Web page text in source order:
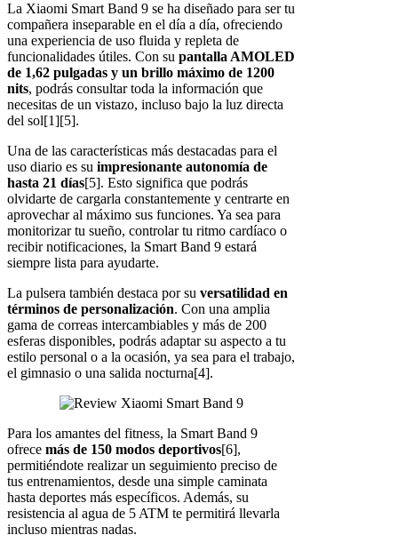
La Xiaomi Smart Band 9 se ha diseñado para ser tu
compañera inseparable en el día a día, ofreciendo
una experiencia de uso fluida y repleta de
funcionalidades útiles. Con su pantalla AMOLED
de 1,62 pulgadas y un brillo máximo de 1200
nits, podrás consultar toda la información que
necesitas de un vistazo, incluso bajo la luz directa
del sol[1][5].
Una de las características más destacadas para el
uso diario es su impresionante autonomía de
hasta 21 días[5]. Esto significa que podrás
olvidarte de cargarla constantemente y centrarte en
aprovechar al máximo sus funciones. Ya sea para
monitorizar tu sueño, controlar tu ritmo cardíaco o
recibir notificaciones, la Smart Band 9 estará
siempre lista para ayudarte.
La pulsera también destaca por su versatilidad en
términos de personalización. Con una amplia
gama de correas intercambiables y más de 200
esferas disponibles, podrás adaptar su aspecto a tu
estilo personal o a la ocasión, ya sea para el trabajo,
el gimnasio o una salida nocturna[4].
Para los amantes del fitness, la Smart Band 9
ofrece más de 150 modos deportivos[6],
permitiéndote realizar un seguimiento preciso de
tus entrenamientos, desde una simple caminata
hasta deportes más específicos. Además, su
resistencia al agua de 5 ATM te permitirá llevarla
incluso mientras nadas.